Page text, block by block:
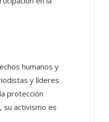
humanos y
y líderes
protección
su activismo es